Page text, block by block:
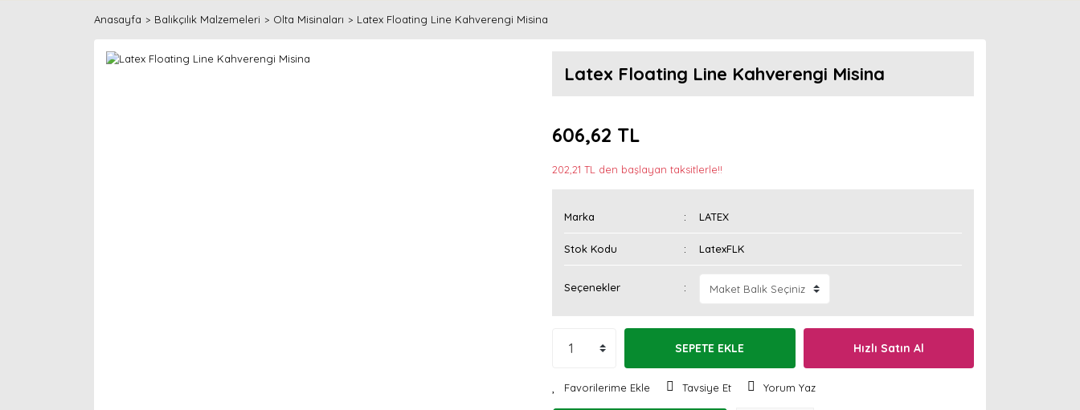
Anasayfa Balıkçılık Malzemeleri Olta Misinaları Latex Floating Line Kahverengi Misina
Latex Floating Line Kahverengi Misina
606,62 TL
202,21 TL den başlayan taksitlerle!!
Marka LATEX
Stok Kodu LatexFLK
Seçenekler
SEPETE EKLE Hızlı Satın Al
Tavsiye Et Yorum Yaz